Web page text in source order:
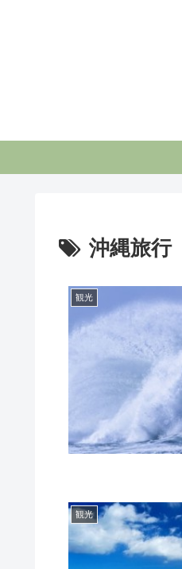
沖縄旅行
観光
観光